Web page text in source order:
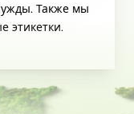
Также мы
этикетки.